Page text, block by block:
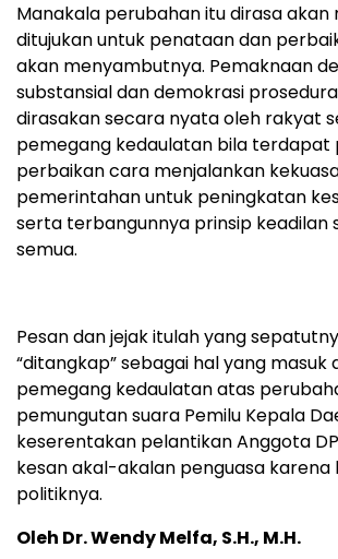
Manakala perubahan itu dirasa
ditujukan untuk penataan dan
akan menyambutnya. Pemaknaan
substansial dan demokrasi
dirasakan secara nyata oleh rakyat
pemegang kedaulatan bila terdapat
perbaikan cara menjalankan
pemerintahan untuk peningkatan
serta terbangunnya prinsip keadilan
semua.
Pesan dan jejak itulah yang
“ditangkap” sebagai hal yang masuk
pemegang kedaulatan atas
pemungutan suara Pemilu Kepala
keserentakan pelantikan Anggota
kesan akal-akalan penguasa
politiknya.
Oleh Dr. Wendy Melfa, S.H., M.H.